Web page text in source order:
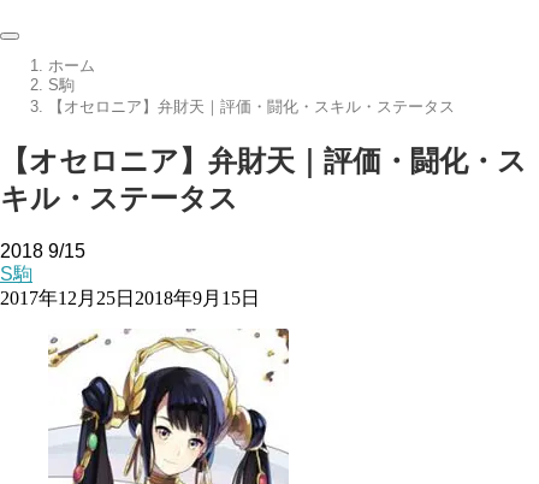
ホーム
S駒
【オセロニア】弁財天｜評価・闘化・スキル・ステータス
【オセロニア】弁財天｜評価・闘化・ス
キル・ステータス
2018 9/15
S駒
2017年12月25日 2018年9月15日